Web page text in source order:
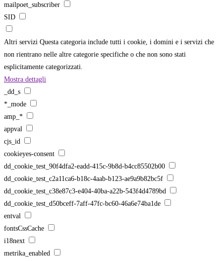
mailpoet_subscriber
SID
Altri servizi Questa categoria include tutti i cookie, i domini e i servizi che
non rientrano nelle altre categorie specifiche o che non sono stati
esplicitamente categorizzati.
Mostra dettagli
_dd_s
*_mode
amp_*
appval
cjs_id
cookieyes-consent
dd_cookie_test_90f4dfa2-eadd-415c-9b8d-b4cc85502b00
dd_cookie_test_c2a11ca6-b18c-4aab-b123-ae9a9b82bc5f
dd_cookie_test_c38e87c3-e404-40ba-a22b-543f4d4789bd
dd_cookie_test_d50bceff-7aff-47fc-bc60-46a6e74ba1de
entval
fontsCssCache
i18next
metrika_enabled